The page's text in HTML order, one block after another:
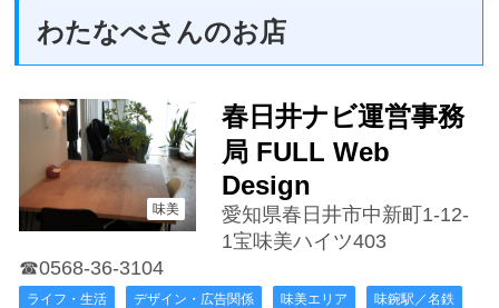
わたなべさんのお店
味美
春日井ナビ運営事務
局 FULL Web
Design
愛知県春日井市中新町1-12-
1宝味美ハイツ403
☎0568-36-3104
ライフ・生活 デザイン・広告関係 味美エリア
味鋺駅／名鉄